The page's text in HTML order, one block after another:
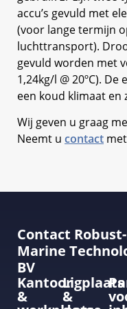
accu’s gevuld met
(voor lange termijn
luchttransport).
gevuld worden met
1,24kg/l @ 20ºC).
een koud klimaat en
Wij geven u graag
Neemt u contact
Contact
Marine
BV
Kantoor
&
Ligplaats
&